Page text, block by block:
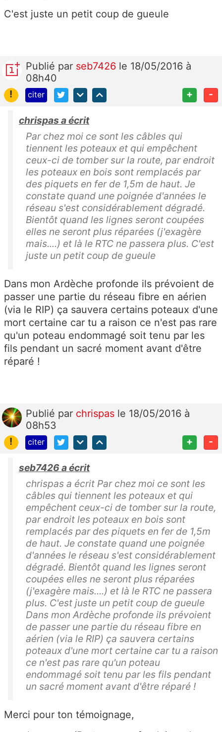
C'est juste un petit coup de gueule
Publié par seb7426 le 18/05/2016 à
08h40
!
citer + -
chrispas a écrit
Par chez moi ce sont les câbles qui
tiennent les poteaux et qui empêchent
ceux-ci de tomber sur la route, par endroit
les poteaux en bois sont remplacés par
des piquets en fer de 1,5m de haut. Je
constate quand une poignée d'années le
réseau s'est considérablement dégradé.
Bientôt quand les lignes seront coupées
elles ne seront plus réparées (j'exagère
mais....) et là le RTC ne passera plus. C'est
juste un petit coup de gueule
Dans mon Ardèche profonde ils prévoient de
passer une partie du réseau fibre en aérien
(via le RIP) ça sauvera certains poteaux d'une
mort certaine car tu a raison ce n'est pas rare
qu'un poteau endommagé soit tenu par les
fils pendant un sacré moment avant d'être
réparé !
Publié par chrispas le 18/05/2016 à
08h53
!
citer + -
seb7426 a écrit
chrispas a écrit Par chez moi ce sont les
câbles qui tiennent les poteaux et qui
empêchent ceux-ci de tomber sur la route,
par endroit les poteaux en bois sont
remplacés par des piquets en fer de 1,5m
de haut. Je constate quand une poignée
d'années le réseau s'est considérablement
dégradé. Bientôt quand les lignes seront
coupées elles ne seront plus réparées
(j'exagère mais....) et là le RTC ne passera
plus. C'est juste un petit coup de gueule
Dans mon Ardèche profonde ils prévoient
de passer une partie du réseau fibre en
aérien (via le RIP) ça sauvera certains
poteaux d'une mort certaine car tu a raison
ce n'est pas rare qu'un poteau
endommagé soit tenu par les fils pendant
un sacré moment avant d'être réparé !
Merci pour ton témoignage,